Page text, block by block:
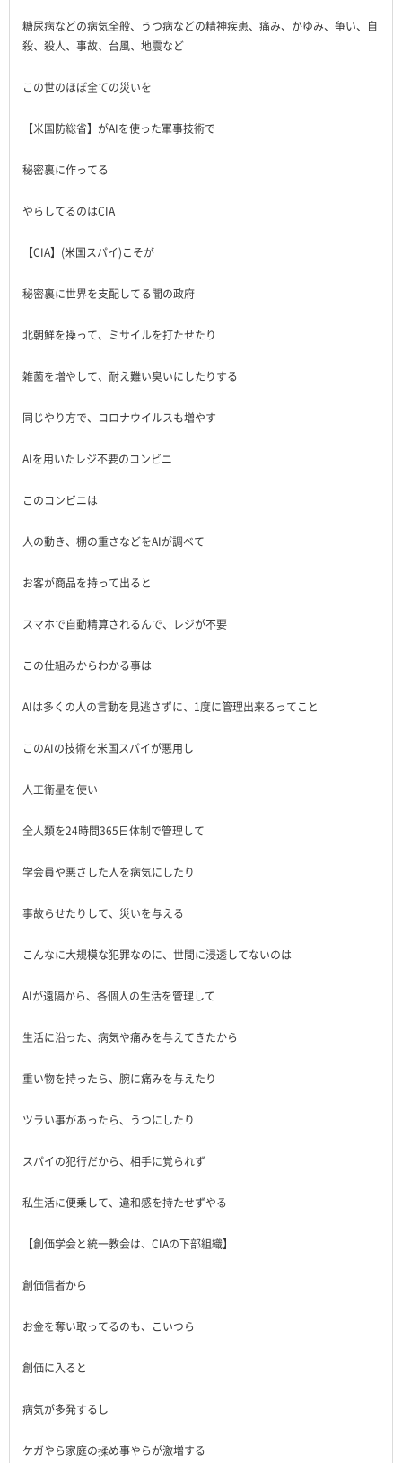
糖尿病などの病気全般、うつ病などの精神疾患、痛み、かゆみ、争い、自
殺、殺人、事故、台風、地震など
この世のほぼ全ての災いを
【米国防総省】がAIを使った軍事技術で
秘密裏に作ってる
やらしてるのはCIA
【CIA】(米国スパイ)こそが
秘密裏に世界を支配してる闇の政府
北朝鮮を操って、ミサイルを打たせたり
雑菌を増やして、耐え難い臭いにしたりする
同じやり方で、コロナウイルスも増やす
AIを用いたレジ不要のコンビニ
このコンビニは
人の動き、棚の重さなどをAIが調べて
お客が商品を持って出ると
スマホで自動精算されるんで、レジが不要
この仕組みからわかる事は
AIは多くの人の言動を見逃さずに、1度に管理出来るってこと
このAIの技術を米国スパイが悪用し
人工衛星を使い
全人類を24時間365日体制で管理して
学会員や悪さした人を病気にしたり
事故らせたりして、災いを与える
こんなに大規模な犯罪なのに、世間に浸透してないのは
AIが遠隔から、各個人の生活を管理して
生活に沿った、病気や痛みを与えてきたから
重い物を持ったら、腕に痛みを与えたり
ツラい事があったら、うつにしたり
スパイの犯行だから、相手に覚られず
私生活に便乗して、違和感を持たせずやる
【創価学会と統一教会は、CIAの下部組織】
創価信者から
お金を奪い取ってるのも、こいつら
創価に入ると
病気が多発するし
ケガやら家庭の揉め事やらが激増する